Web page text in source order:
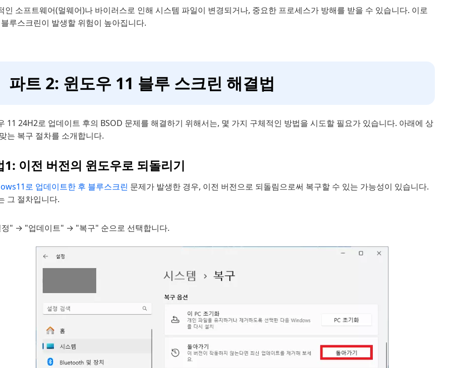
인 소프트웨어(멀웨어)나 바이러스로 인해 시스템 파일이 변경되거나, 중요한 프로세스가 방해를 받을 수 있습니다. 이로
루스크린이 발생할 위험이 높아집니다.
파트 2: 윈도우 11 블루 스크린 해결법
11 24H2로 업데이트 후의 BSOD 문제를 해결하기 위해서는, 몇 가지 구체적인 방법을 시도할 필요가 있습니다. 아래에 상
는 복구 절차를 소개합니다.
1: 이전 버전의 윈도우로 되돌리기
로 업데이트한 후 블루스크린 문제가 발생한 경우, 이전 버전으로 되돌림으로써 복구할 수 있는 가능성이 있습니다.
그 절차입니다.
" → "업데이트" → "복구" 순으로 선택합니다.